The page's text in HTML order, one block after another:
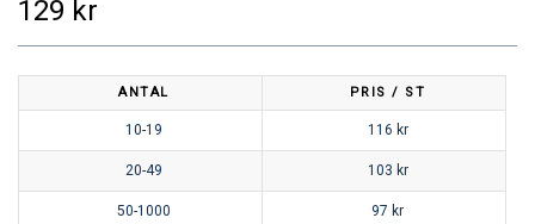
129 kr
ANTAL PRIS / ST
10-19 116 kr
20-49 103 kr
50-1000 97 kr